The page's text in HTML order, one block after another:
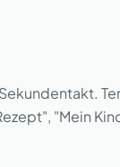
"Mein